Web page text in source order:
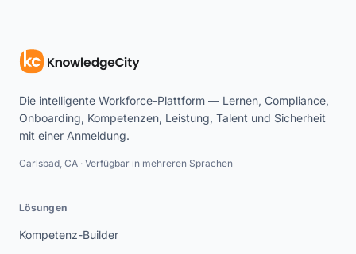
Die intelligente Workforce-Plattform — Lernen, Compliance,
Onboarding, Kompetenzen, Leistung, Talent und Sicherheit
mit einer Anmeldung.
Carlsbad, CA · Verfügbar in mehreren Sprachen
Lösungen
Kompetenz-Builder